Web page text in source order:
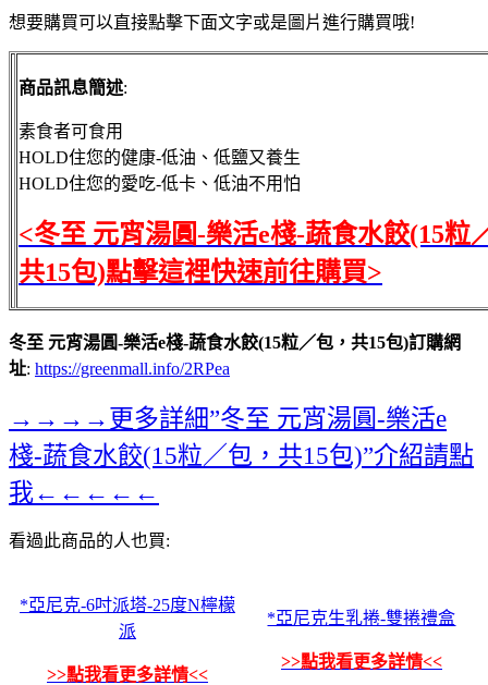
想要購買可以直接點擊下面文字或是圖片進行購買哦!
商品訊息簡述:
素食者可食用
HOLD住您的健康-低油、低鹽又養生
HOLD住您的愛吃-低卡、低油不用怕
<冬至 元宵湯圓-樂活e棧-蔬食水餃(15粒
共15包)點擊這裡快速前往購買>
冬至 元宵湯圓-樂活e棧-蔬食水餃(15粒／包，共15包)訂購網
址: https://greenmall.info/2RPea
→→→→更多詳細”冬至 元宵湯圓-樂活e
棧-蔬食水餃(15粒／包，共15包)”介紹請點
我←←←←←
看過此商品的人也買:
*亞尼克-6吋派塔-25度N檸檬
派
>>點我看更多詳情<<
*亞尼克生乳捲-雙捲禮盒
>>點我看更多詳情<<